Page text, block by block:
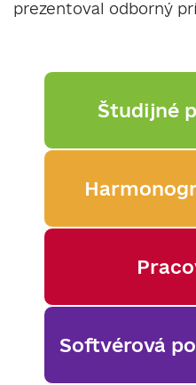
prezentoval odborný
Študijné
Softvérová